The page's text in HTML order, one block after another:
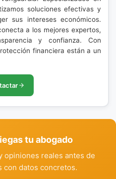
soluciones efectivas y
sus intereses económicos.
a los mejores expertos,
y confianza. Con
financiera están a un
tu abogado
opiniones reales antes de
con datos concretos.